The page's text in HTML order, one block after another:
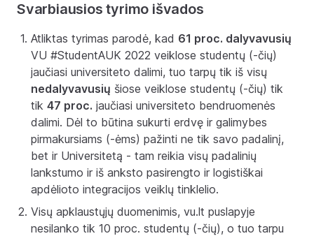
Svarbiausios tyrimo išvados
Atliktas tyrimas parodė, kad 61 proc. dalyvavusių
VU #StudentAUK 2022 veiklose studentų (-čių)
jaučiasi universiteto dalimi, tuo tarpų tik iš visų
nedalyvavusių šiose veiklose studentų (-čių) tik
tik 47 proc. jaučiasi universiteto bendruomenės
dalimi. Dėl to būtina sukurti erdvę ir galimybes
pirmakursiams (-ėms) pažinti ne tik savo padalinį,
bet ir Universitetą - tam reikia visų padalinių
lankstumo ir iš anksto pasirengto ir logistiškai
apdėlioto integracijos veiklų tinklelio.
Visų apklaustųjų duomenimis, vu.lt puslapyje
nesilanko tik 10 proc. studentų (-čių), o tuo tarpu